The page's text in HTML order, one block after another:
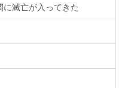
滅亡が入ってきた